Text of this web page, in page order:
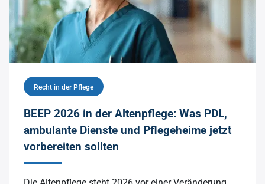
Recht in der Pflege
BEEP 2026 in der Altenpflege: Was PDL,
ambulante Dienste und Pflegeheime jetzt
vorbereiten sollten